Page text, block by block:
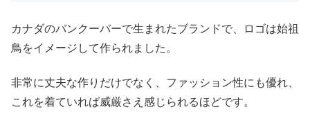
カナダのバンクーバーで生まれたブランドで、ロゴは始祖
鳥をイメージして作られました。
非常に丈夫な作りだけでなく、ファッション性にも優れ、
これを着ていれば威厳さえ感じられるほどです。